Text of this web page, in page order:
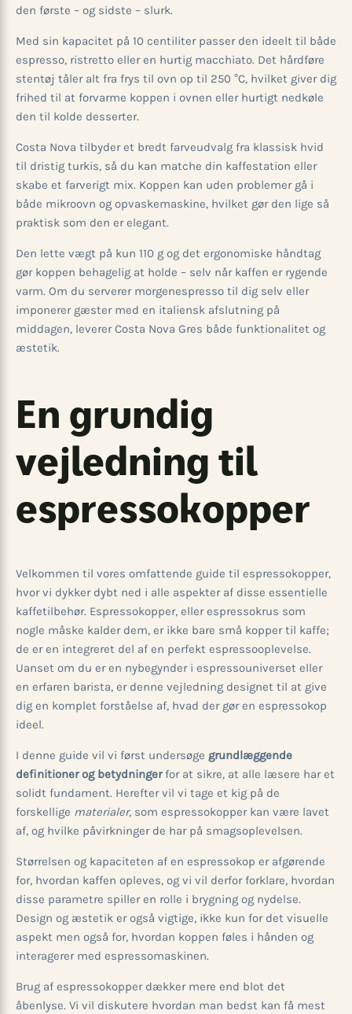
den første – og sidste – slurk.
Med sin kapacitet på 10 centiliter passer den ideelt til både
espresso, ristretto eller en hurtig macchiato. Det hårdføre
stentøj tåler alt fra frys til ovn op til 250 °C, hvilket giver dig
frihed til at forvarme koppen i ovnen eller hurtigt nedkøle
den til kolde desserter.
Costa Nova tilbyder et bredt farveudvalg fra klassisk hvid
til dristig turkis, så du kan matche din kaffestation eller
skabe et farverigt mix. Koppen kan uden problemer gå i
både mikroovn og opvaskemaskine, hvilket gør den lige så
praktisk som den er elegant.
Den lette vægt på kun 110 g og det ergonomiske håndtag
gør koppen behagelig at holde – selv når kaffen er rygende
varm. Om du serverer morgenespresso til dig selv eller
imponerer gæster med en italiensk afslutning på
middagen, leverer Costa Nova Gres både funktionalitet og
æstetik.
En grundig
vejledning til
espressokopper
Velkommen til vores omfattende guide til espressokopper,
hvor vi dykker dybt ned i alle aspekter af disse essentielle
kaffetilbehør. Espressokopper, eller espressokrus som
nogle måske kalder dem, er ikke bare små kopper til kaffe;
de er en integreret del af en perfekt espressooplevelse.
Uanset om du er en nybegynder i espressouniverset eller
en erfaren barista, er denne vejledning designet til at give
dig en komplet forståelse af, hvad der gør en espressokop
ideel.
I denne guide vil vi først undersøge grundlæggende
definitioner og betydningerfor at sikre, at alle læsere har et
solidt fundament. Herefter vil vi tage et kig på de
forskellige materialer, som espressokopper kan være lavet
af, og hvilke påvirkninger de har på smagsoplevelsen.
Størrelsen og kapaciteten af en espressokop er afgørende
for, hvordan kaffen opleves, og vi vil derfor forklare, hvordan
disse parametre spiller en rolle i brygning og nydelse.
Design og æstetik er også vigtige, ikke kun for det visuelle
aspekt men også for, hvordan koppen føles i hånden og
interagerer med espressomaskinen.
Brug af espressokopper dækker mere end blot det
åbenlyse. Vi vil diskutere hvordan man bedst kan få mest